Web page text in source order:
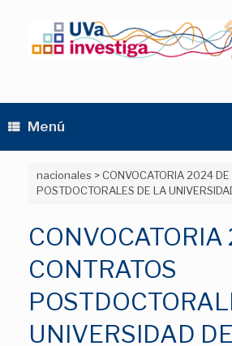
contenido
Menú
nacionales > CONVOCATORIA 2024 DE
POSTDOCTORALES DE LA
CONTRATOS
UNIVERSIDAD DE